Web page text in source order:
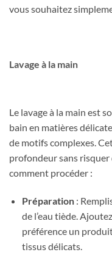
vous souhaitez
Lavage à la main
Le lavage à la main est
bain en matières
de motifs complexes.
profondeur sans risquer
comment procéder :
Préparation:
de l’eau tiède.
préférence un
tissus délicats.